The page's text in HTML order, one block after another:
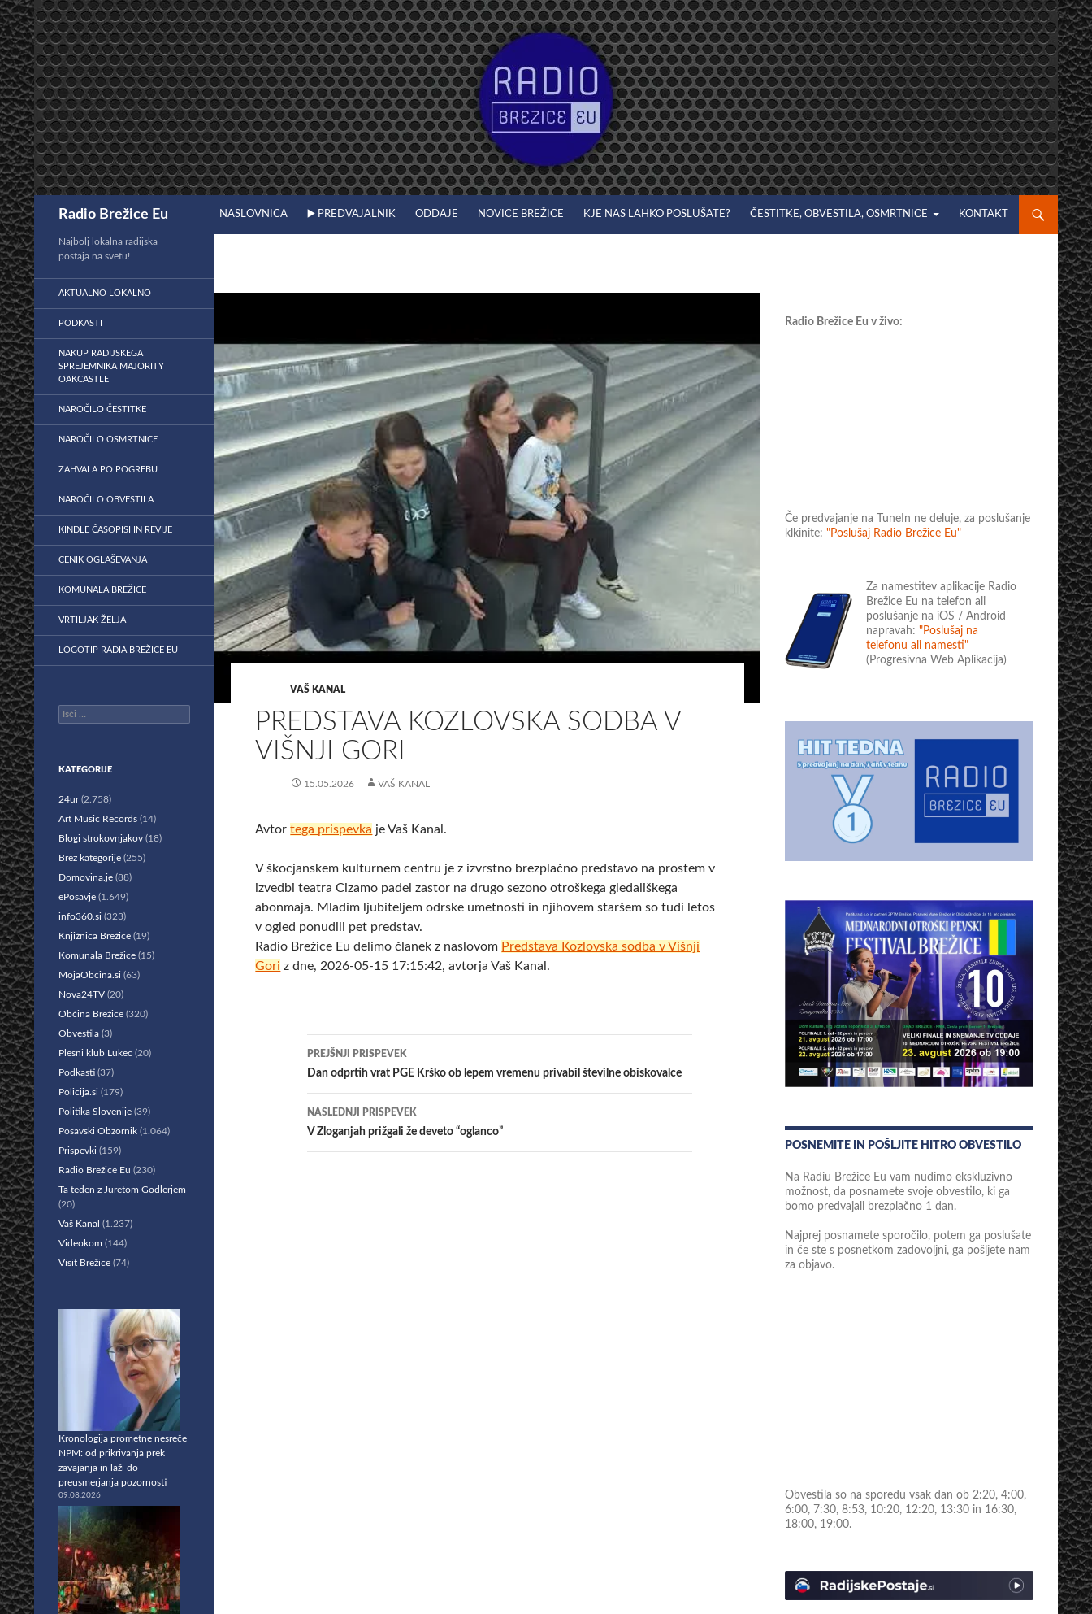
Preskoči
na
vsebino
Radio Brežice Eu NASLOVNICA ▶️ PREDVAJALNIK ODDAJE NOVICE BREŽICE KJE NAS LAHKO POSLUŠATE? ČESTITKE, OBVESTILA, OSMRTNICE KONTAKT
VAŠ KANAL
PREDSTAVA KOZLOVSKA SODBA V
VIŠNJI GORI
15.05.2026 VAŠ KANAL
Avtortega prispevka je Vaš Kanal.
V škocjanskem kulturnem centru je z izvrstno brezplačno predstavo na prostem v
izvedbi teatra Cizamo padel zastor na drugo sezono otroškega gledališkega
abonmaja. Mladim ljubiteljem odrske umetnosti in njihovem staršem so tudi letos
v ogled ponudili pet predstav.
Radio Brežice Eu delimo članek z naslovom Predstava Kozlovska sodba v Višnji
Gori z dne, 2026-05-15 17:15:42, avtorja Vaš Kanal.
Krmarjenje
po
prispevkih
PREJŠNJI PRISPEVEK
Dan odprtih vrat PGE Krško ob lepem vremenu privabil številne obiskovalce
NASLEDNJI PRISPEVEK
V Zloganjah prižgali že deveto “oglanco”
Radio Brežice Eu v živo:
Če predvajanje na TuneIn ne deluje, za poslušanje
klkinite: "Poslušaj Radio Brežice Eu"
Za namestitev aplikacije Radio
Brežice Eu na telefon ali
poslušanje na iOS / Android
napravah: "Poslušaj na
telefonu ali namesti"
(Progresivna Web Aplikacija)
POSNEMITE IN POŠLJITE HITRO OBVESTILO
Na Radiu Brežice Eu vam nudimo ekskluzivno
možnost, da posnamete svoje obvestilo, ki ga
bomo predvajali brezplačno 1 dan.
Najprej posnamete sporočilo, potem ga poslušate
in če ste s posnetkom zadovoljni, ga pošljete nam
za objavo.
Obvestila so na sporedu vsak dan ob 2:20, 4:00,
6:00, 7:30, 8:53, 10:20, 12:20, 13:30 in 16:30,
18:00, 19:00.
Najbolj lokalna radijska
postaja na svetu!
AKTUALNO LOKALNO
PODKASTI
NAKUP RADIJSKEGA
SPREJEMNIKA MAJORITY
OAKCASTLE
NAROČILO ČESTITKE
NAROČILO OSMRTNICE
ZAHVALA PO POGREBU
NAROČILO OBVESTILA
KINDLE ČASOPISI IN REVIJE
CENIK OGLAŠEVANJA
KOMUNALA BREŽICE
VRTILJAK ŽELJA
LOGOTIP RADIA BREŽICE EU
Išči:
KATEGORIJE
24ur(2.758)
Art Music Records (14)
Blogi strokovnjakov (18)
Brez kategorije (255)
Domovina.je (88)
ePosavje (1.649)
info360.si (323)
Knjižnica Brežice (19)
Komunala Brežice (15)
MojaObcina.si (63)
Nova24TV (20)
Občina Brežice (320)
Obvestila (3)
Plesni klub Lukec (20)
Podkasti (37)
Policija.si (179)
Politika Slovenije (39)
Posavski Obzornik (1.064)
Prispevki (159)
Radio Brežice Eu (230)
Ta teden z Juretom Godlerjem
(20)
Vaš Kanal (1.237)
Videokom (144)
Visit Brežice (74)
Kronologija prometne nesreče
NPM: od prikrivanja prek
zavajanja in laži do
preusmerjanja pozornosti
09.08.2026